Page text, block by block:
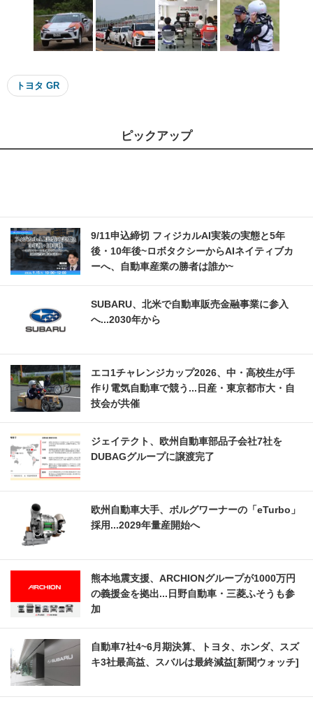
トヨタ GR
ピックアップ
9/11申込締切 フィジカルAI実装の実態と5年
後・10年後~ロボタクシーからAIネイティブカ
ーへ、自動車産業の勝者は誰か~
SUBARU、北米で自動車販売金融事業に参入
へ...2030年から
エコ1チャレンジカップ2026、中・高校生が手
作り電気自動車で競う...日産・東京都市大・自
技会が共催
ジェイテクト、欧州自動車部品子会社7社を
DUBAGグループに譲渡完了
欧州自動車大手、ボルグワーナーの「eTurbo」
採用...2029年量産開始へ
熊本地震支援、ARCHIONグループが1000万円
の義援金を拠出...日野自動車・三菱ふそうも参
加
自動車7社4~6月期決算、トヨタ、ホンダ、スズ
キ3社最高益、スバルは最終減益[新聞ウォッチ]